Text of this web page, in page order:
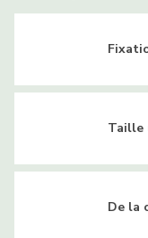
Taille
De la